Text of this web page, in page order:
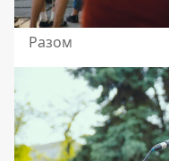
Разом